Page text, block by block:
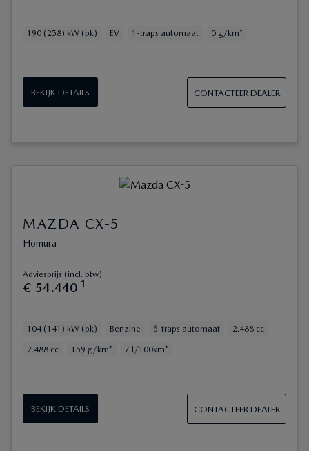
190 (258) kW (pk) EV 1-traps automaat 0 g/km*
BEKIJK DETAILS CONTACTEER DEALER
MAZDA CX-5
Homura
Adviesprijs (incl. btw)
€ 54.440 1
104 (141) kW (pk) Benzine 6-traps automaat 2.488 cc
2.488 cc 159 g/km* 7 l/100km*
BEKIJK DETAILS CONTACTEER DEALER